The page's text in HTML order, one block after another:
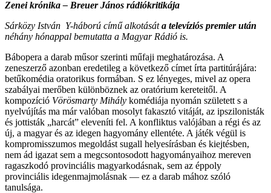
Zenei krónika – Breuer János rádiókritikája
Sárközy István Y-háború című alkotásáta televíziós premier után
néhány hónappal bemutatta a Magyar Rádió is.
Bábopera a darab műsor szerinti műfaji meghatározása. A
zeneszerző azonban eredetileg a következő címet írta partitúrájára:
betűkomédia oratorikus formában. S ez lényeges, mivel az opera
szabályai merőben különböznek az oratórium kereteitől. A
kompozíció Vörösmarty Mihály komédiája nyomán született s a
nyelvújítás ma már valóban mosolyt fakasztó vitáját, az ipszilonisták
és jottisták „harcát” eleveníti fel. A konfliktus valójában a régi és az
új, a magyar és az idegen hagyomány ellentéte. A játék végül is
kompromisszumos megoldást sugall helyesírásban és kiejtésben,
nem ád igazat sem a megcsontosodott hagyományaihoz mereven
ragaszkodó provinciális magyarkodásnak, sem az éppoly
provinciális idegenmajmolásnak — ez a darab mához szóló
tanulsága.